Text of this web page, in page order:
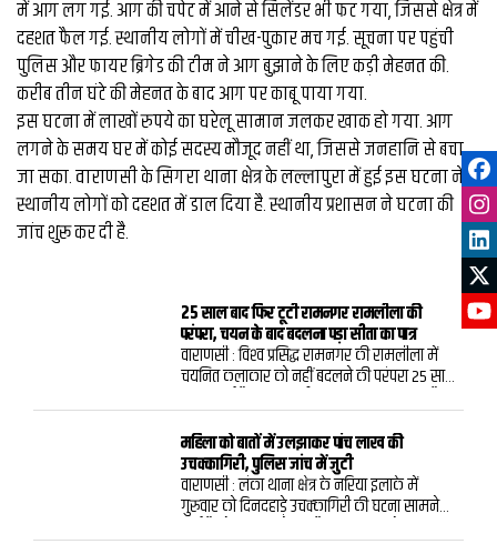
में आग लग गई. आग की चपेट में आने से सिलेंडर भी फट गया, जिससे क्षेत्र में
दहशत फैल गई. स्थानीय लोगों में चीख-पुकार मच गई. सूचना पर पहुंची
पुलिस और फायर ब्रिगेड की टीम ने आग बुझाने के लिए कड़ी मेहनत की.
करीब तीन घंटे की मेहनत के बाद आग पर काबू पाया गया.
इस घटना में लाखों रुपये का घरेलू सामान जलकर खाक हो गया. आग
लगने के समय घर में कोई सदस्य मौजूद नहीं था, जिससे जनहानि से बचा
जा सका. वाराणसी के सिगरा थाना क्षेत्र के लल्लापुरा में हुई इस घटना ने
स्थानीय लोगों को दहशत में डाल दिया है. स्थानीय प्रशासन ने घटना की
जांच शुरू कर दी है.
25 साल बाद फिर टूटी रामनगर रामलीला की
परंपरा, चयन के बाद बदलना पड़ा सीता का पात्र
वाराणसी : विश्‍व प्रसिद्ध रामनगर की रामलीला में
चयनित कलाकार को नहीं बदलने की परंपरा 25 साल
चयनित रुद्र उपाध्याय के व्यक्तिगत कारणों से पीछे हटने
पर अब महमूरगंज निवासी देव पांडेय को यह भूमिका
सौंपी गई है. गणेश पूजन के बाद उनका प्रशिक्षण भी
शुरू करा दिया गया है.रामलीला का औपचारिक
शुभारंभ पिछले रविवार को गणेश पूजन के साथ हुआ.
इस दौरान पंच पात्रों में श्रीराम, लक्ष्मण, भरत और
शत्रुघ्न का पूजन कराया गया, लेकिन सीता की भूमिका
महिला को बातों में उलझाकर पांच लाख की
उचक्‍कागिरी, पुलिस जांच में जुटी
वाराणसी : लंका थाना क्षेत्र के नरिया इलाके में
गुरुवार को दिनदहाड़े उचक्‍कागिरी की घटना सामने